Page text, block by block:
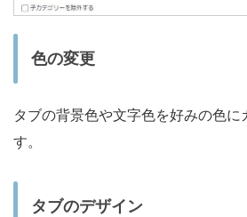
色の変更
タブの背景色や文字色を好みの色に
す。
タブのデザイン